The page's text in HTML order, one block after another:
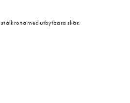
med utbytbara skär.